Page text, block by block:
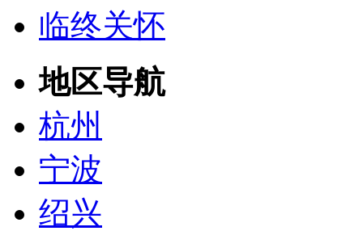
临终关怀
地区导航
杭州
宁波
绍兴